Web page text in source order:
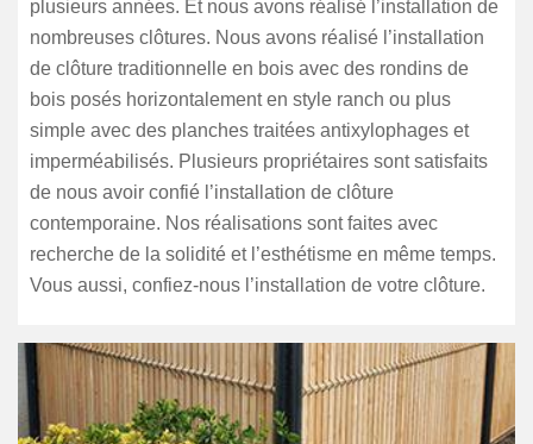
plusieurs années. Et nous avons réalisé l’installation de
nombreuses clôtures. Nous avons réalisé l’installation
de clôture traditionnelle en bois avec des rondins de
bois posés horizontalement en style ranch ou plus
simple avec des planches traitées antixylophages et
imperméabilisés. Plusieurs propriétaires sont satisfaits
de nous avoir confié l’installation de clôture
contemporaine. Nos réalisations sont faites avec
recherche de la solidité et l’esthétisme en même temps.
Vous aussi, confiez-nous l’installation de votre clôture.